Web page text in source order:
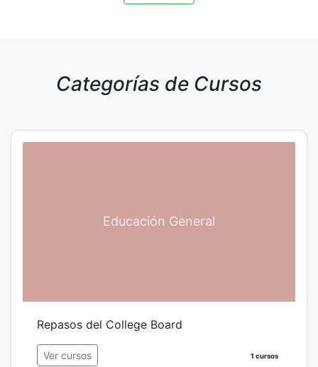
Categorías de Cursos
Educación General
Repasos del College Board
Ver cursos 1 cursos